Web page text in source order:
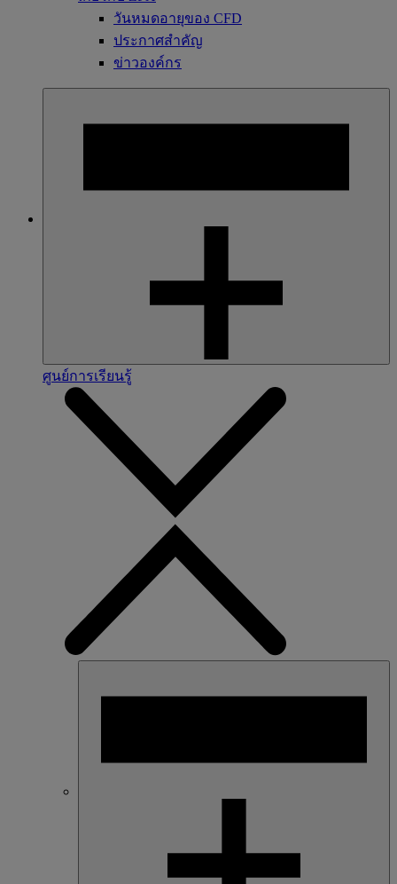
วันหมดอายุของ CFD
ประกาศสำคัญ
ข่าวองค์กร
ศูนย์การเรียนรู้